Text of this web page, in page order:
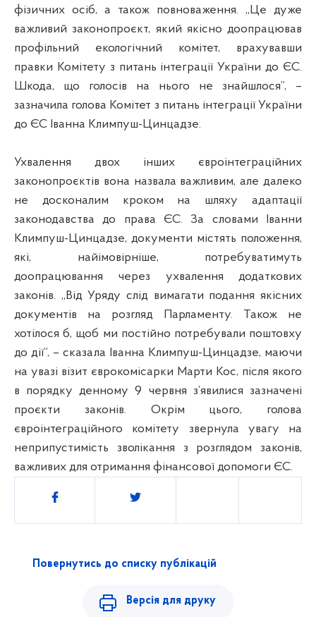
фізичних осіб, а також повноваження. „Це дуже
важливий законопроєкт, який якісно доопрацював
профільний екологічний комітет, врахувавши
правки Комітету з питань інтеграції України до ЄС.
Шкода, що голосів на нього не знайшлося”, –
зазначила голова Комітет з питань інтеграції України
до ЄС Іванна Климпуш-Цинцадзе.
Ухвалення двох інших євроінтеграційних
законопроєктів вона назвала важливим, але далеко
не досконалим кроком на шляху адаптації
законодавства до права ЄС. За словами Іванни
Климпуш-Цинцадзе, документи містять положення,
які, найімовірніше, потребуватимуть
доопрацювання через ухвалення додаткових
законів. „Від Уряду слід вимагати подання якісних
документів на розгляд Парламенту. Також не
хотілося б, щоб ми постійно потребували поштовху
до дії”, – сказала Іванна Климпуш-Цинцадзе, маючи
на увазі візит єврокомісарки Марти Кос, після якого
в порядку денному 9 червня з’явилися зазначені
проєкти законів. Окрім цього, голова
євроінтеграційного комітету звернула увагу на
неприпустимість зволікання з розглядом законів,
важливих для отримання фінансової допомоги ЄС.
Поділитись
Повернутись до списку публікацій
Версія для друку